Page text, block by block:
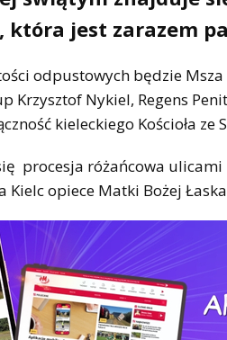
która jest zarazem
odpustowych będzie
Krzysztof Nykiel, Regens
kieleckiego Kościoła ze
procesja różańcowa
opiece Matki Bożej